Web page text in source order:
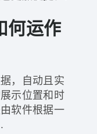
何运作
，自动且实
示位置和时
软件根据一